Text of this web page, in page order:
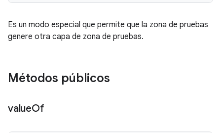
Es un modo especial que permite que la zona de pruebas
genere otra capa de zona de pruebas.
Métodos públicos
valueOf